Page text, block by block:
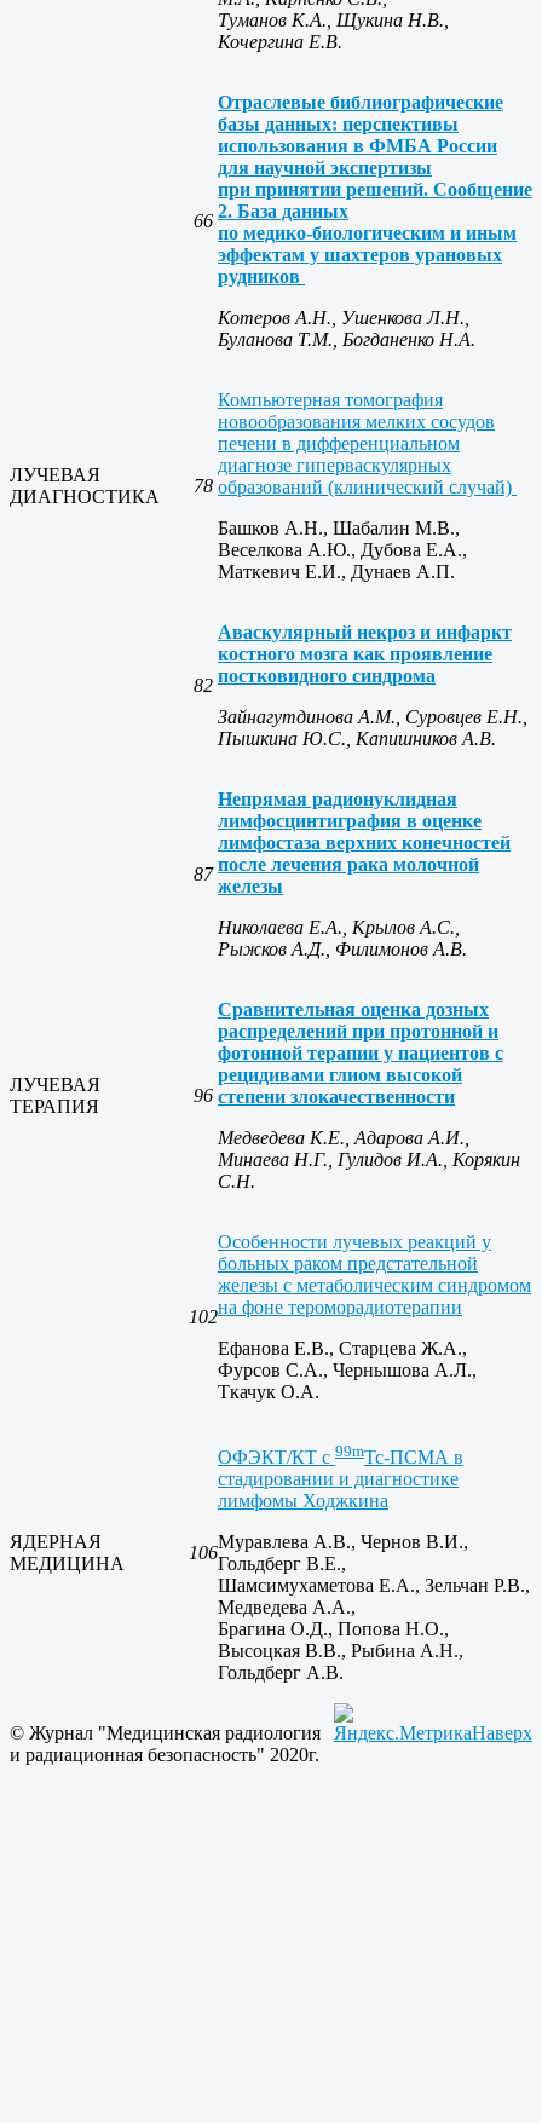
Туманов К.А., Щукина Н.В.,
Кочергина Е.В.
66
Отраслевые библиографические
базы данных: перспективы
использования в ФМБА России
для научной экспертизы
при принятии решений. Сообщение
2. База данных
по медико-биологическим и иным
эффектам у шахтеров урановых
рудников
Котеров А.Н., Ушенкова Л.Н.,
Буланова Т.М., Богданенко Н.А.
ЛУЧЕВАЯ
ДИАГНОСТИКА
78
Компьютерная томография
новообразования мелких сосудов
печени в дифференциальном
диагнозе гиперваскулярных
образований (клинический случай)
Башков А.Н., Шабалин М.В.,
Веселкова А.Ю., Дубова Е.А.,
Маткевич Е.И., Дунаев А.П.
82
Аваскулярный некроз и инфаркт
костного мозга как проявление
постковидного синдрома
Зайнагутдинова А.М., Суровцев Е.Н.,
Пышкина Ю.С., Капишников А.В.
87
Непрямая радионуклидная
лимфосцинтиграфия в оценке
лимфостаза верхних конечностей
после лечения рака молочной
железы
Николаева Е.А., Крылов А.С.,
Рыжков А.Д., Филимонов А.В.
ЛУЧЕВАЯ
ТЕРАПИЯ
96
Сравнительная оценка дозных
распределений при протонной и
фотонной терапии у пациентов с
рецидивами глиом высокой
степени злокачественности
Медведева К.Е., Адарова А.И.,
Минаева Н.Г., Гулидов И.А., Корякин
С.Н.
102
Особенности лучевых реакций у
больных раком предстательной
железы с метаболическим синдромом
на фоне тероморадиотерапии
Ефанова Е.В., Старцева Ж.А.,
Фурсов С.А., Чернышова А.Л.,
Ткачук О.А.
ЯДЕРНАЯ
МЕДИЦИНА
106
ОФЭКТ/КТ с 99mТс-ПСМА в
стадировании и диагностике
лимфомы Ходжкина
Муравлева А.В., Чернов В.И.,
Гольдберг В.Е.,
Шамсимухаметова Е.А., Зельчан Р.В.,
Медведева А.А.,
Брагина О.Д., Попова Н.О.,
Высоцкая В.В., Рыбина А.Н.,
Гольдберг А.В.
© Журнал "Медицинская радиология
и радиационная безопасность" 2020г.
Наверх